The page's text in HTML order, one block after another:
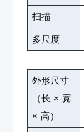
扫描
多尺度
外形尺寸
（长 × 宽
× 高）